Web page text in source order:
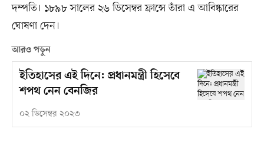
দম্পতি। ১৮৯৮ সালের ২৬ ডিসেম্বর ফ্রান্সে তাঁরা এ আবিষ্কারের
ঘোষণা দেন।
আরও পড়ুন
ইতিহাসের এই দিনে: প্রধানমন্ত্রী হিসেবে
শপথ নেন বেনজির
০২ ডিসেম্বর ২০২৩